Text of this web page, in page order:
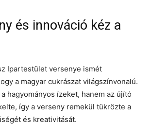
és innováció kéz a
Ipartestület versenye ismét
a magyar cukrászat világszínvonalú.
hagyományos ízeket, hanem az újító
így a verseny remekül tükrözte a
és kreativitását.